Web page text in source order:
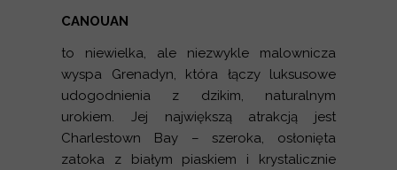
CANOUAN
to niewielka, ale niezwykle malownicza
wyspa Grenadyn, która łączy luksusowe
udogodnienia z dzikim, naturalnym
urokiem. Jej największą atrakcją jest
Charlestown Bay – szeroka, osłonięta
zatoka z białym piaskiem i krystalicznie